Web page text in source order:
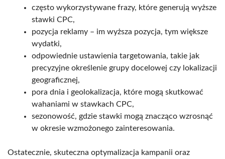
często wykorzystywane frazy, które generują wyższe
stawki CPC,
pozycja reklamy – im wyższa pozycja, tym większe
wydatki,
odpowiednie ustawienia targetowania, takie jak
precyzyjne określenie grupy docelowej czy lokalizacji
geograficznej,
pora dnia i geolokalizacja, które mogą skutkować
wahaniami w stawkach CPC,
sezonowość, gdzie stawki mogą znacząco wzrosnąć
w okresie wzmożonego zainteresowania.
Ostatecznie, skuteczna optymalizacja kampanii oraz